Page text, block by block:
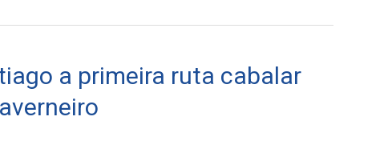
a primeira ruta cabalar